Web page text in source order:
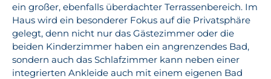
ein großer, ebenfalls überdachter Terrassenbereich. Im
Haus wird ein besonderer Fokus auf die Privatsphäre
gelegt, denn nicht nur das Gästezimmer oder die
beiden Kinderzimmer haben ein angrenzendes Bad,
sondern auch das Schlafzimmer kann neben einer
integrierten Ankleide auch mit einem eigenen Bad